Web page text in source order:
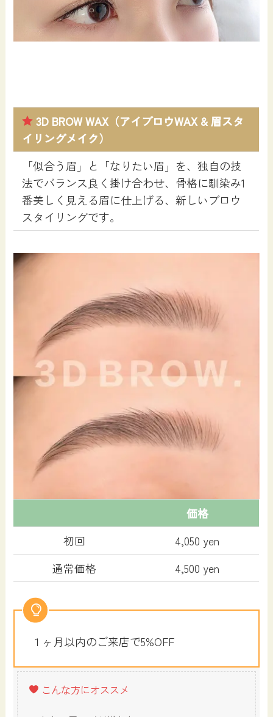
3D BROW WAX（アイブロウWAX & 眉スタ
イリングメイク）
「似合う眉」と「なりたい眉」を、独自の技
法でバランス良く掛け合わせ、骨格に馴染み1
番美しく見える眉に仕上げる、新しいブロウ
スタイリングです。
価格
初回
4,050 yen
通常価格
4,500 yen
１ヶ月以内のご来店で5%OFF
こんな方にオススメ